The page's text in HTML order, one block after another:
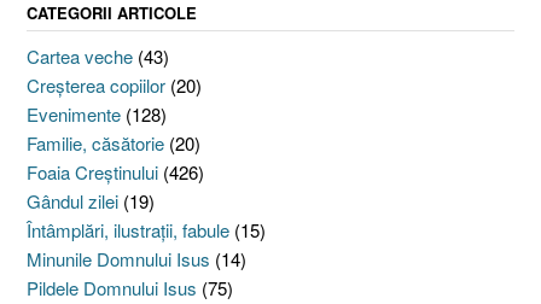
CATEGORII ARTICOLE
Cartea veche (43)
Creşterea copiilor (20)
Evenimente (128)
Familie, căsătorie (20)
Foaia Creştinului (426)
Gândul zilei (19)
Întâmplări, ilustraţii, fabule (15)
Minunile Domnului Isus (14)
Pildele Domnului Isus (75)